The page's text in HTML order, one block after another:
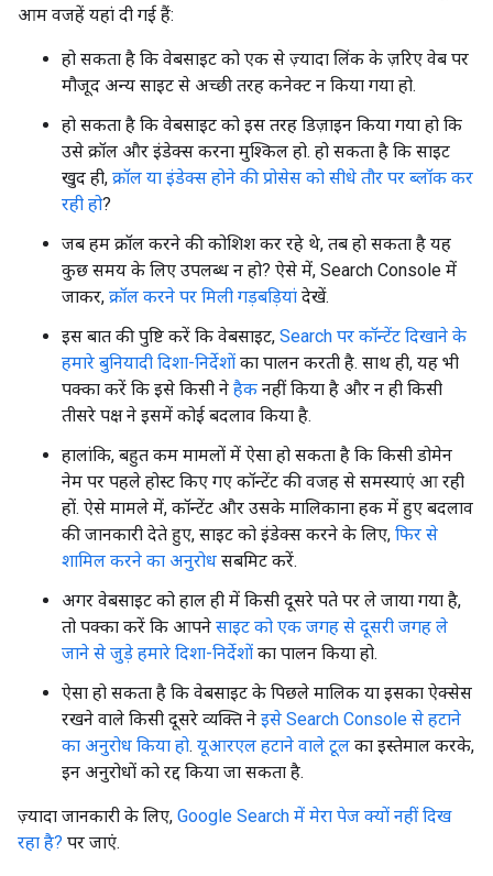
आम वजहें यहां दी गई हैं:
हो सकता है कि वेबसाइट को एक से ज़्यादा लिंक के ज़रिए वेब पर
मौजूद अन्य साइट से अच्छी तरह कनेक्ट न किया गया हो.
हो सकता है कि वेबसाइट को इस तरह डिज़ाइन किया गया हो कि
उसे क्रॉल और इंडेक्स करना मुश्किल हो. हो सकता है कि साइट
खुद ही, क्रॉल या इंडेक्स होने की प्रोसेस को सीधे तौर पर ब्लॉक कर
रही हो?
जब हम क्रॉल करने की कोशिश कर रहे थे, तब हो सकता है यह
कुछ समय के लिए उपलब्ध न हो? ऐसे में, Search Console में
जाकर, क्रॉल करने पर मिली गड़बड़ियां देखें.
इस बात की पुष्टि करें कि वेबसाइट, Search पर कॉन्टेंट दिखाने के
हमारे बुनियादी दिशा-निर्देशों का पालन करती है. साथ ही, यह भी
पक्का करें कि इसे किसी ने हैक नहीं किया है और न ही किसी
तीसरे पक्ष ने इसमें कोई बदलाव किया है.
हालांकि, बहुत कम मामलों में ऐसा हो सकता है कि किसी डोमेन
नेम पर पहले होस्ट किए गए कॉन्टेंट की वजह से समस्याएं आ रही
हों. ऐसे मामले में, कॉन्टेंट और उसके मालिकाना हक में हुए बदलाव
की जानकारी देते हुए, साइट को इंडेक्स करने के लिए, फिर से
शामिल करने का अनुरोध सबमिट करें.
अगर वेबसाइट को हाल ही में किसी दूसरे पते पर ले जाया गया है,
तो पक्का करें कि आपने साइट को एक जगह से दूसरी जगह ले
जाने से जुड़े हमारे दिशा-निर्देशों का पालन किया हो.
ऐसा हो सकता है कि वेबसाइट के पिछले मालिक या इसका ऐक्सेस
रखने वाले किसी दूसरे व्यक्ति ने इसे Search Console से हटाने
का अनुरोध किया हो. यूआरएल हटाने वाले टूल का इस्तेमाल करके,
इन अनुरोधों को रद्द किया जा सकता है.
ज़्यादा जानकारी के लिए, Google Search में मेरा पेज क्यों नहीं दिख
रहा है? पर जाएं.